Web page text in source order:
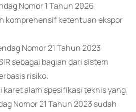
Nomor 1 Tahun 2026
komprehensif ketentuan ekspor
Nomor 21 Tahun 2023
sebagai bagian dari sistem
risiko.
alam spesifikasi teknis yang
Nomor 21 Tahun 2023 sudah